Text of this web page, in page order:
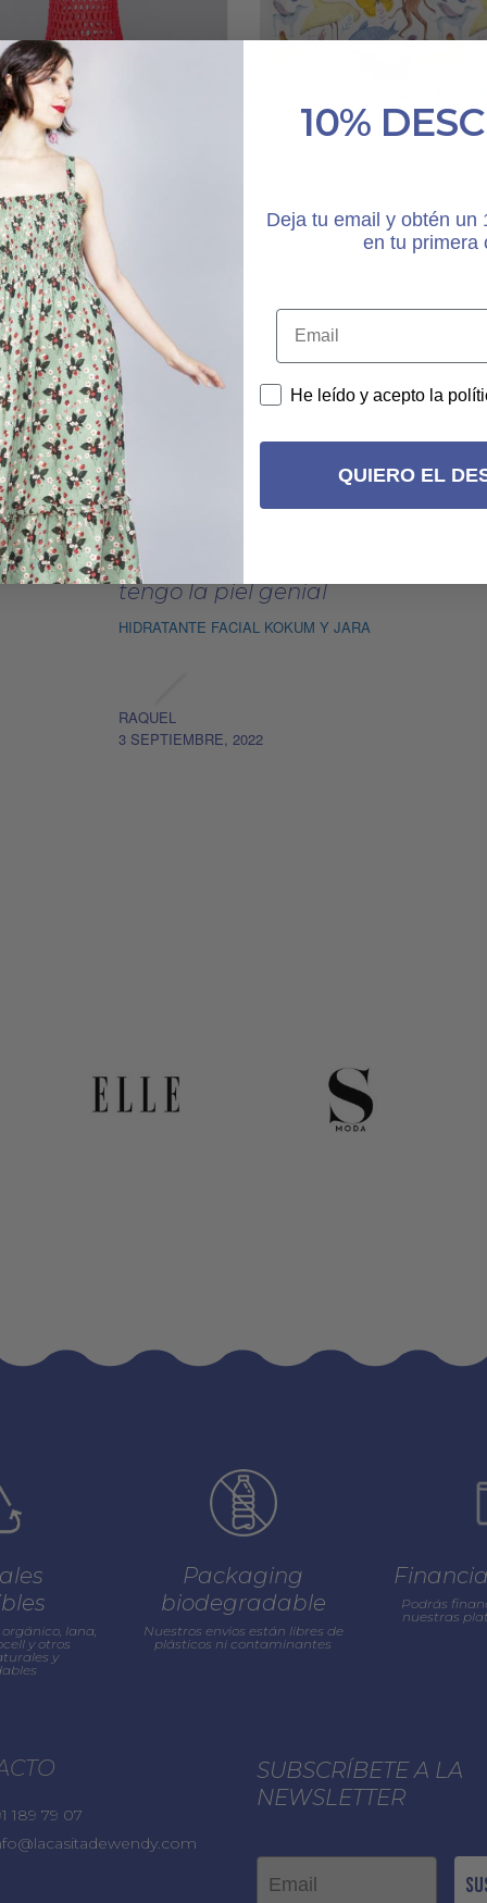
Añadir Al CarritoCROCHET
a Mi Lista de Deseos
BANDEJA ANIMALS
SMALL
Añadir a Mi Lista de
Es una crema muy nutritiva
e hidratante, la uso por la
noche y por la mañana
tengo la piel genial
HIDRATANTE FACIAL KOKUM Y JARA
RAQUEL
3 SEPTIEMBRE, 2022
lana,
y otros
y
Packaging
biodegradable
Nuestros envios están libres de
plásticos ni contaminantes
Podrás
nuestras
189 79 07
SUBSCRÍBETE A LA
NEWSLETTER
Email
10%
Deja tu email y obtén un
en tu primera
He leído y acepto la
QUIERO EL